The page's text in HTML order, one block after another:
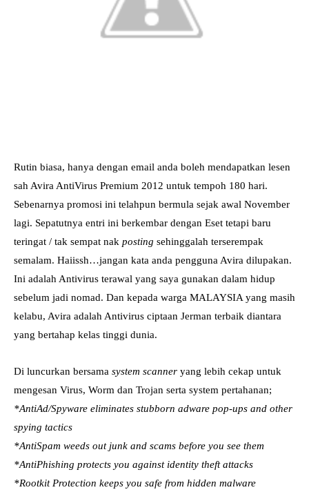
Rutin biasa, hanya dengan email anda boleh mendapatkan lesen
sah Avira AntiVirus Premium 2012 untuk tempoh 180 hari.
Sebenarnya promosi ini telahpun bermula sejak awal November
lagi. Sepatutnya entri ini berkembar dengan Eset tetapi baru
teringat / tak sempat nak posting sehinggalah terserempak
semalam. Haiissh…jangan kata anda pengguna Avira dilupakan.
Ini adalah Antivirus terawal yang saya gunakan dalam hidup
sebelum jadi nomad. Dan kepada warga MALAYSIA yang masih
kelabu, Avira adalah Antivirus ciptaan Jerman terbaik diantara
yang bertahap kelas tinggi dunia.
Di luncurkan bersama system scanner yang lebih cekap untuk
mengesan Virus, Worm dan Trojan serta system pertahanan;
*AntiAd/Spyware eliminates stubborn adware pop-ups and other
spying tactics
*AntiSpam weeds out junk and scams before you see them
*AntiPhishing protects you against identity theft attacks
*Rootkit Protection keeps you safe from hidden malware